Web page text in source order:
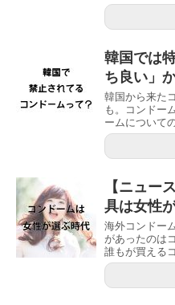
韓国では
ち良い」
韓国から来た
も。コンドー
ームについて
【ニュー
具は女性
海外コンドー
があったのは
誰もが買える